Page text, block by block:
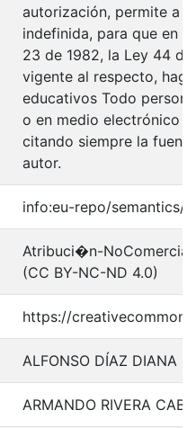
autorización, permite a
indefinida, para que en
23 de 1982, la Ley 44
vigente al respecto,
educativos Todo
o en medio electrónico
citando siempre la
autor.
info:eu-repo/semantics/
Atribuci�n-
(CC BY-NC-ND 4.0)
https://
ALFONSO DÍAZ DIANA
ARMANDO RIVERA